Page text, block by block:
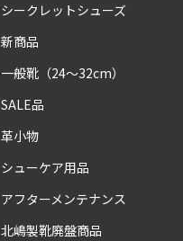
シークレットシューズ
新商品
一般靴（24〜32cm）
SALE品
革小物
シューケア用品
アフターメンテナンス
北嶋製靴廃盤商品